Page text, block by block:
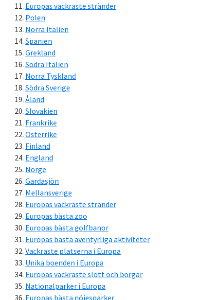
Europas vackraste stränder
Polen
Norra Italien
Spanien
Grekland
Södra Italien
Norra Tyskland
Södra Sverige
Åland
Slovakien
Frankrike
Österrike
Finland
England
Norge
Gardasjön
Mellansverige
Europas vackraste stränder
Europas bästa zoo
Europas bästa golfbanor
Europas bästa äventyrliga aktiviteter
Vackraste platserna i Europa
Unika boenden i Europa
Europas vackraste slott och borgar
Nationalparker i Europa
Europas bästa nöjesparker